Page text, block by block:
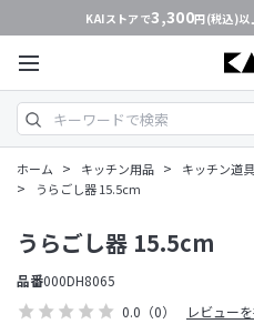
KAIストアで3,300円(税込)以
ホーム > キッチン用品 > キッチン道具
> うらごし器 15.5cm
0.0 （0） レビュー
うらごし器 15.5cm
品番000DH8065